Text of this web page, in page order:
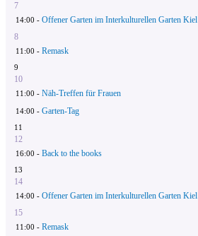
7
14:00 - Offener Garten im Interkulturellen Garten Kiel
8
11:00 - Remask
9
10
11:00 - Näh-Treffen für Frauen
14:00 - Garten-Tag
11
12
16:00 - Back to the books
13
14
14:00 - Offener Garten im Interkulturellen Garten Kiel
15
11:00 - Remask